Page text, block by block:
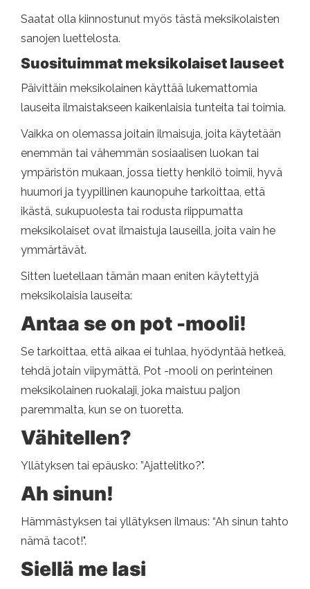
Saatat olla kiinnostunut myös tästä meksikolaisten
sanojen luettelosta.
Suosituimmat meksikolaiset lauseet
Päivittäin meksikolainen käyttää lukemattomia
lauseita ilmaistakseen kaikenlaisia ​​tunteita tai toimia.
Vaikka on olemassa joitain ilmaisuja, joita käytetään
enemmän tai vähemmän sosiaalisen luokan tai
ympäristön mukaan, jossa tietty henkilö toimii, hyvä
huumori ja tyypillinen kaunopuhe tarkoittaa, että
ikästä, sukupuolesta tai rodusta riippumatta
meksikolaiset ovat ilmaistuja lauseilla, joita vain he
ymmärtävät.
Sitten luetellaan tämän maan eniten käytettyjä
meksikolaisia ​​lauseita:
Antaa se on pot -mooli!
Se tarkoittaa, että aikaa ei tuhlaa, hyödyntää hetkeä,
tehdä jotain viipymättä. Pot -mooli on perinteinen
meksikolainen ruokalaji, joka maistuu paljon
paremmalta, kun se on tuoretta.
Vähitellen?
Yllätyksen tai epäusko: ”Ajattelitko?".
Ah sinun!
Hämmästyksen tai yllätyksen ilmaus: “Ah sinun tahto
nämä tacot!".
Siellä me lasi